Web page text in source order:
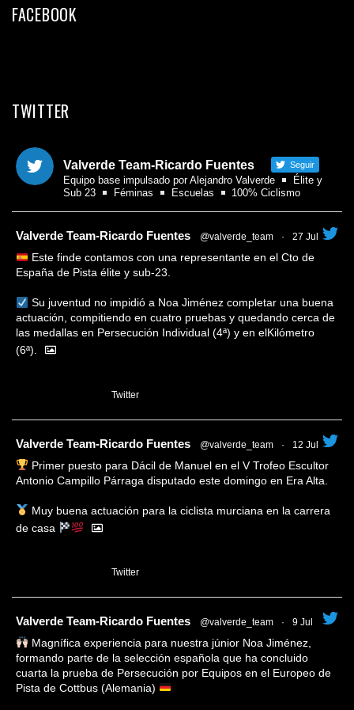
FACEBOOK
TWITTER
Valverde Team-Ricardo Fuentes Seguir
Equipo base impulsado por Alejandro Valverde
Élite y
Sub 23
Féminas Escuelas 100% Ciclismo
Valverde Team-Ricardo Fuentes @valverde_team · 27 Jul
Este finde contamos con una representante en el Cto de
España de Pista élite y sub-23.
Su juventud no impidió a Noa Jiménez completar una buena
actuación, compitiendo en cuatro pruebas y quedando cerca de
las medallas en Persecución Individual (4ª) y en elKilómetro
(6ª).
Twitter
Valverde Team-Ricardo Fuentes @valverde_team · 12 Jul
Primer puesto para Dácil de Manuel en el V Trofeo Escultor
Antonio Campillo Párraga disputado este domingo en Era Alta.
Muy buena actuación para la ciclista murciana en la carrera
de casa
Twitter
Valverde Team-Ricardo Fuentes @valverde_team · 9 Jul
Magnífica experiencia para nuestra júnior Noa Jiménez,
formando parte de la selección española que ha concluido
cuarta la prueba de Persecución por Equipos en el Europeo de
Pista de Cottbus (Alemania)